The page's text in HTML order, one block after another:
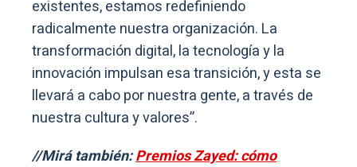
existentes, estamos redefiniendo
radicalmente nuestra organización. La
transformación digital, la tecnología y la
innovación impulsan esa transición, y esta se
llevará a cabo por nuestra gente, a través de
nuestra cultura y valores”.
//Mirá también:Premios Zayed: cómo